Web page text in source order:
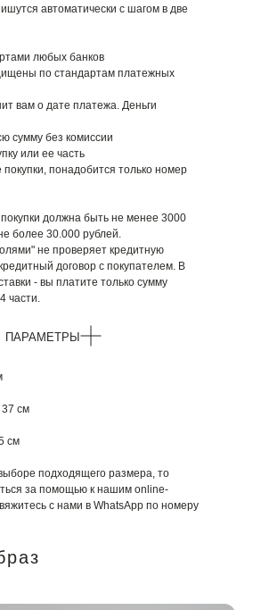
автоматически с шагом в две
любых банков
по стандартам платежных
вам о дате платежа. Деньги
сумму без комиссии
или ее часть
понадобится только номер
должна быть не менее 3000
более 30.000 рублей.
не проверяет кредитную
договор с покупателем. В
- вы платите только сумму
части.
ПАРАМЕТРЫ
см
см
подходящего размера, то
за помощью к нашим online-
с нами в WhatsApp по номеру